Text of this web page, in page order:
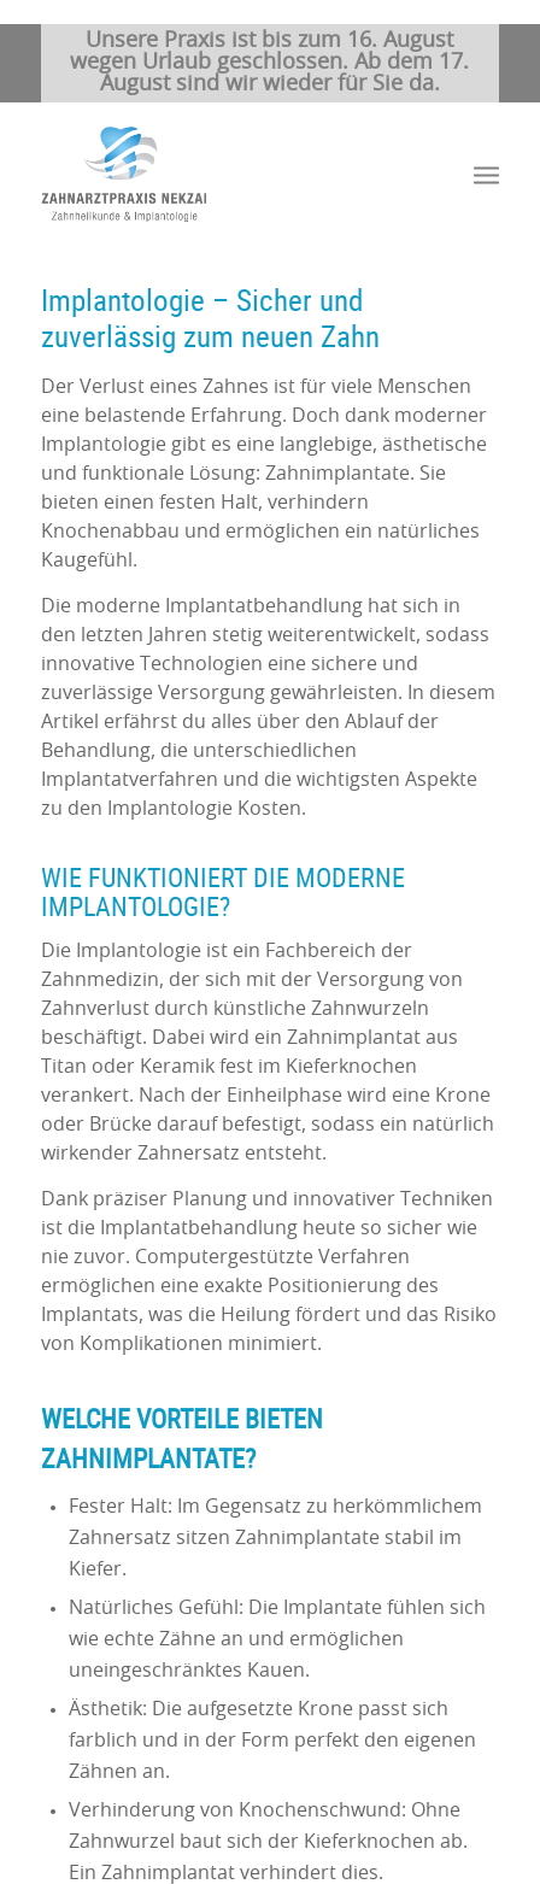
Unsere Praxis ist bis zum 16. August
wegen Urlaub geschlossen. Ab dem 17.
August sind wir wieder für Sie da.
Implantologie – Sicher und
zuverlässig zum neuen Zahn
Der Verlust eines Zahnes ist für viele Menschen
eine belastende Erfahrung. Doch dank moderner
Implantologie gibt es eine langlebige, ästhetische
und funktionale Lösung: Zahnimplantate. Sie
bieten einen festen Halt, verhindern
Knochenabbau und ermöglichen ein natürliches
Kaugefühl.
Die moderne Implantatbehandlung hat sich in
den letzten Jahren stetig weiterentwickelt, sodass
innovative Technologien eine sichere und
zuverlässige Versorgung gewährleisten. In diesem
Artikel erfährst du alles über den Ablauf der
Behandlung, die unterschiedlichen
Implantatverfahren und die wichtigsten Aspekte
zu den Implantologie Kosten.
WIE FUNKTIONIERT DIE MODERNE
IMPLANTOLOGIE?
Die Implantologie ist ein Fachbereich der
Zahnmedizin, der sich mit der Versorgung von
Zahnverlust durch künstliche Zahnwurzeln
beschäftigt. Dabei wird ein Zahnimplantat aus
Titan oder Keramik fest im Kieferknochen
verankert. Nach der Einheilphase wird eine Krone
oder Brücke darauf befestigt, sodass ein natürlich
wirkender Zahnersatz entsteht.
Dank präziser Planung und innovativer Techniken
ist die Implantatbehandlung heute so sicher wie
nie zuvor. Computergestützte Verfahren
ermöglichen eine exakte Positionierung des
Implantats, was die Heilung fördert und das Risiko
von Komplikationen minimiert.
WELCHE VORTEILE BIETEN
ZAHNIMPLANTATE?
Fester Halt: Im Gegensatz zu herkömmlichem
Zahnersatz sitzen Zahnimplantate stabil im
Kiefer.
Natürliches Gefühl: Die Implantate fühlen sich
wie echte Zähne an und ermöglichen
uneingeschränktes Kauen.
Ästhetik: Die aufgesetzte Krone passt sich
farblich und in der Form perfekt den eigenen
Zähnen an.
Verhinderung von Knochenschwund: Ohne
Zahnwurzel baut sich der Kieferknochen ab.
Ein Zahnimplantat verhindert dies.